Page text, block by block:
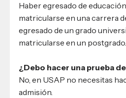
Haber egresado de
matricularse en una carrera
egresado de un grado
matricularse en un postgrado.
¿Debo hacer una prueba
No, en USAP no necesitas
admisión.